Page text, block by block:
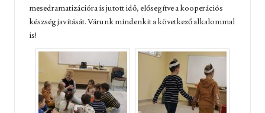
mesedramatizációra is jutott idő, elősegítve a kooperációs
készség javítását. Várunk mindenkit a következő alkalommal
is!